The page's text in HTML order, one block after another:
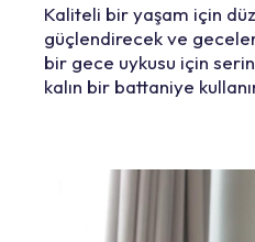
Kaliteli bir yaşam için
güçlendirecek ve
bir gece uykusu için
kalın bir battaniye